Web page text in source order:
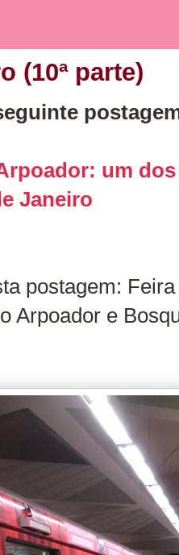
(10ª parte)
um
Janeiro
postagem:
Arpoador e